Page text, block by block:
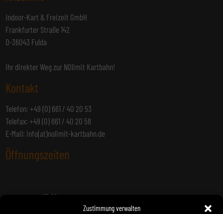
Zustimmung verwalten
Indoor-Kart & Freizeit GmbH
Frankfurter Straße 142
D-36043 Fulda
Ihr direkter Weg zur NOlimit Kartbahn!
Kontakt
Telefon: +49 (0) 661 / 40 20 53
Telefax: +49 (0) 661 / 40 20 58
E-Mail: info(at)nolimit-kartbahn.de
Öffnungszeiten
15:00 –